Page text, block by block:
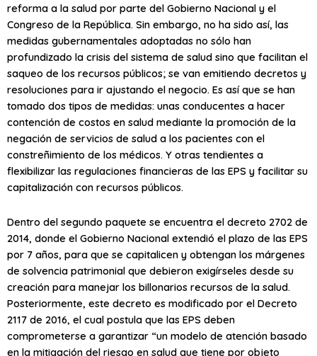
reforma a la salud por parte del Gobierno Nacional y el
Congreso de la República. Sin embargo, no ha sido así, las
medidas gubernamentales adoptadas no sólo han
profundizado la crisis del sistema de salud sino que facilitan el
saqueo de los recursos públicos; se van emitiendo decretos y
resoluciones para ir ajustando el negocio. Es así que se han
tomado dos tipos de medidas: unas conducentes a hacer
contención de costos en salud mediante la promoción de la
negación de servicios de salud a los pacientes con el
constreñimiento de los médicos. Y otras tendientes a
flexibilizar las regulaciones financieras de las EPS y facilitar su
capitalización con recursos públicos.
Dentro del segundo paquete se encuentra el decreto 2702 de
2014, donde el Gobierno Nacional extendió el plazo de las EPS
por 7 años, para que se capitalicen y obtengan los márgenes
de solvencia patrimonial que debieron exigírseles desde su
creación para manejar los billonarios recursos de la salud.
Posteriormente, este decreto es modificado por el Decreto
2117 de 2016, el cual postula que las EPS deben
comprometerse a garantizar “un modelo de atención basado
en la mitigación del riesgo en salud que tiene por objeto